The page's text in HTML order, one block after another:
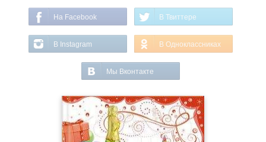
На Facebook В Твиттере
В Instagram В Одноклассниках
Мы Вконтакте